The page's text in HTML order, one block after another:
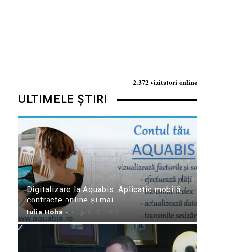
2.372 vizitatori online
ULTIMELE ȘTIRI
Digitalizare la Aquabis: Aplicație mobilă,
contracte online și mai...
Iulia Hoha - august 3, 2026